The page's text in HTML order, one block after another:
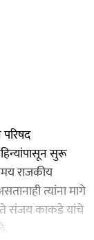
सुरू
राजकीय
त्यांना मागे
संजय काकडे यांचे